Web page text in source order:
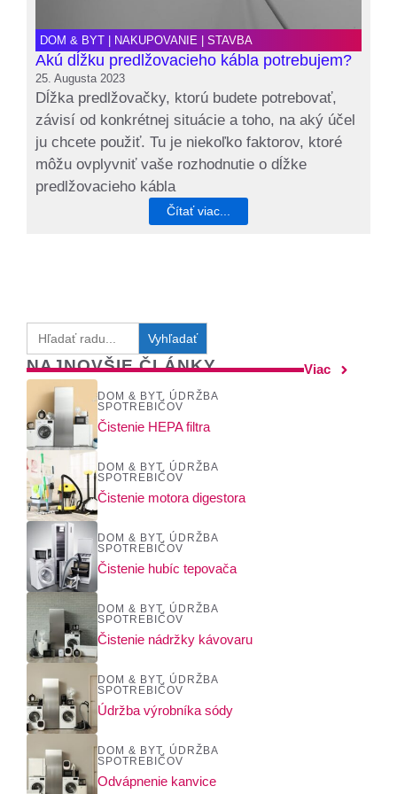
DOM & BYT NAKUPOVANIE STAVBA
Akú dĺžku predlžovacieho kábla potrebujem?
25. Augusta 2023
Dĺžka predlžovačky, ktorú budete potrebovať,
závisí od konkrétnej situácie a toho, na aký účel
ju chcete použiť. Tu je niekoľko faktorov, ktoré
môžu ovplyvniť vaše rozhodnutie o dĺžke
predlžovacieho kábla
Čítať viac...
Search
for:
NAJNOVŠIE ČLÁNKY Viac
DOM & BYT
ÚDRŽBA
SPOTREBIČOV
Čistenie HEPA filtra
DOM & BYT
ÚDRŽBA
SPOTREBIČOV
Čistenie motora digestora
DOM & BYT
ÚDRŽBA
SPOTREBIČOV
Čistenie hubíc tepovača
DOM & BYT
ÚDRŽBA
SPOTREBIČOV
Čistenie nádržky kávovaru
DOM & BYT
ÚDRŽBA
SPOTREBIČOV
Údržba výrobníka sódy
DOM & BYT
ÚDRŽBA
SPOTREBIČOV
Odvápnenie kanvice